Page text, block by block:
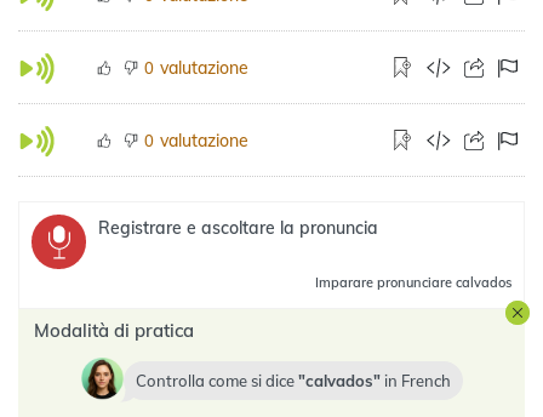
0 valutazione
0 valutazione
Registrare e ascoltare la pronuncia
Imparare pronunciare calvados
Modalità di pratica
Controlla come si dice calvados in French